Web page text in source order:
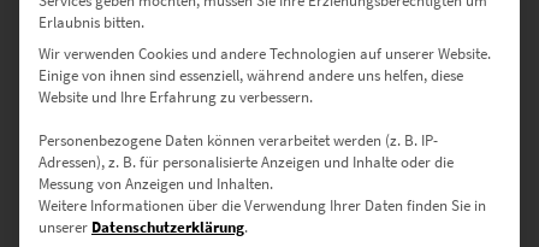
eine einfache Montage.
Poster– Flexibler Druck auf seidenmattes Premium-Papier, der
durch gestochen scharfe Details und kräftige Farben überzeugt.
Individuelle Größen – Für jede Wand
das passende Format
Erlaubnis bitten.
Wir verwenden Cookies und andere Technologien auf unserer Website.
Einige von ihnen sind essenziell, während andere uns helfen, diese
Website und Ihre Erfahrung zu verbessern.
Personenbezogene Daten können verarbeitet werden (z. B. IP-
Adressen), z. B. für personalisierte Anzeigen und Inhalte oder die
Messung von Anzeigen und Inhalten.
Weitere Informationen über die Verwendung Ihrer Daten finden Sie in
unserer Datenschutzerklärung.